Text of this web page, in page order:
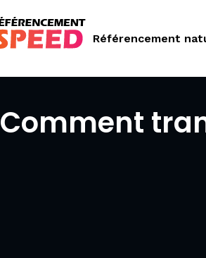
Référencement
Comment